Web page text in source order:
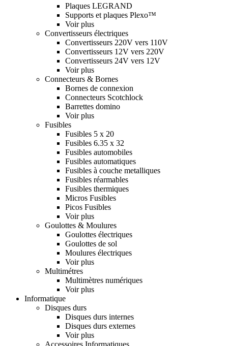
Plaques LEGRAND
Supports et plaques Plexo™
Voir plus
Convertisseurs électriques
Convertisseurs 220V vers 110V
Convertisseurs 12V vers 220V
Convertisseurs 24V vers 12V
Voir plus
Connecteurs & Bornes
Bornes de connexion
Connecteurs Scotchlock
Barrettes domino
Voir plus
Fusibles
Fusibles 5 x 20
Fusibles 6.35 x 32
Fusibles automobiles
Fusibles automatiques
Fusibles à couche metalliques
Fusibles réarmables
Fusibles thermiques
Micros Fusibles
Picos Fusibles
Voir plus
Goulottes & Moulures
Goulottes électriques
Goulottes de sol
Moulures électriques
Voir plus
Multimétres
Multimètres numériques
Voir plus
Informatique
Disques durs
Disques durs internes
Disques durs externes
Voir plus
Accessoires Informatiques